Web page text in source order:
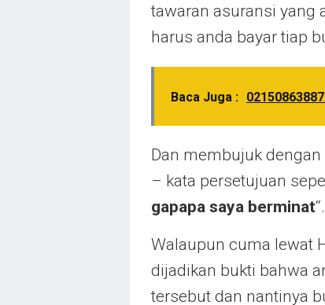
tawaran asuransi yang
harus anda bayar tiap
Baca Juga :
Dan membujuk
– kata persetujuan
gapapa saya berminat“.
Walaupun cuma lewat
dijadikan bukti bahwa
tersebut dan nantinya